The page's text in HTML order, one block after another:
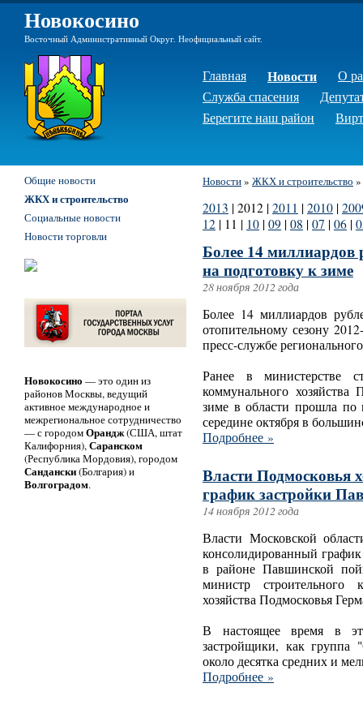
Новокосино
Восточный Административный Округ. Неофициальный сайт.
Главная Новости
О
Служба спасения
Берегите наш район
Новости» ЖКХ и строительство »
2013 | 2012 | 2011 | 2010 |
12 | 11 | 10 | 09 | 08 | 07 | 06 |
Более 14 миллиардов
на подготовку к зиме
28 ноября 2012 года
Более 14 миллиардов
отопительному сезону
пресс-службе
Ранее в министерстве
коммунального хозяйства
зиме в области прошла по
середине октября в
Подробнее »
Власти Подмосковья
график застройки
14 ноября 2012 года
Власти Московской
консолидированный
в районе Павшинской
министр строительного
хозяйства Подмосковья
В настоящее время в
застройщики, как
около десятка средних и
Подробнее »
Общие новости
ЖКХ и строительство
Социальные новости
Новости торговли
Новокосино — это один из
районов Москвы, ведущий
активное международное и
межрегиональное сотрудничество
— с городомОрандж(США, штат
Калифорния),Саранском
(Республика Мордовия), городом
Сандански(Болгария) и
Волгоградом.